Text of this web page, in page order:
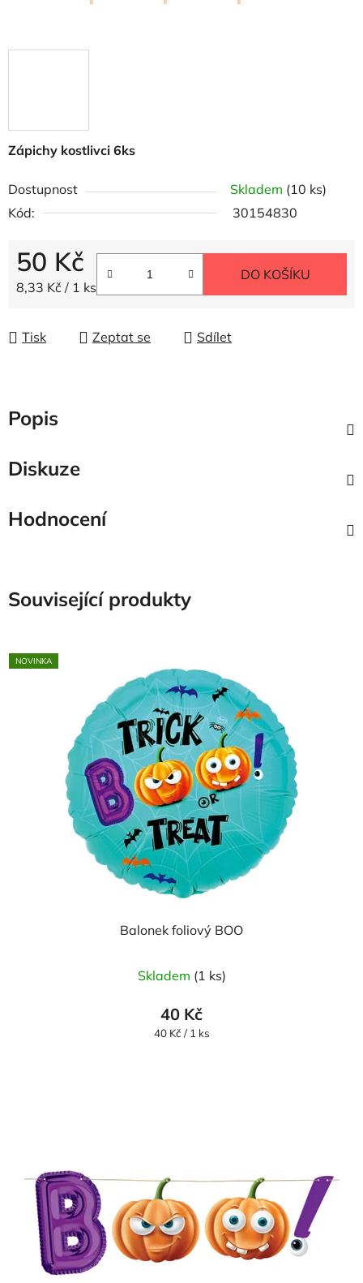
Zápichy kostlivci 6ks
Dostupnost Skladem (10 ks)
Kód:
30154830
50 Kč
Měrná cena:
8,33 Kč / 1 ks
DO KOŠÍKU
Tisk Zeptat se Sdílet
Popis
Diskuze
Hodnocení
Související produkty
NOVINKA
Balonek foliový BOO
Skladem (1 ks)
40 Kč
Měrná
40 Kč / 1 ks